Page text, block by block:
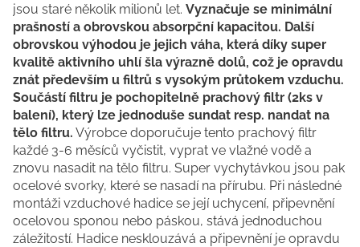
jsou staré několik milionů let. Vyznačuje se minimální
prašností a obrovskou absorpční kapacitou. Další
obrovskou výhodou je jejich váha, která díky super
kvalitě aktivního uhlí šla výrazně dolů, což je opravdu
znát především u filtrů s vysokým průtokem vzduchu.
Součástí filtru je pochopitelně prachový filtr (2ks v
balení), který lze jednoduše sundat resp. nandat na
tělo filtru. Výrobce doporučuje tento prachový filtr
každé 3-6 měsíců vyčistit, vyprat ve vlažné vodě a
znovu nasadit na tělo filtru. Super vychytávkou jsou pak
ocelové svorky, které se nasadí na přírubu. Při následné
montáži vzduchové hadice se její uchycení, připevnění
ocelovou sponou nebo páskou, stává jednoduchou
záležitostí. Hadice nesklouzává a připevnění je opravdu